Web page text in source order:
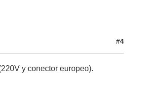
#4
y conector europeo).